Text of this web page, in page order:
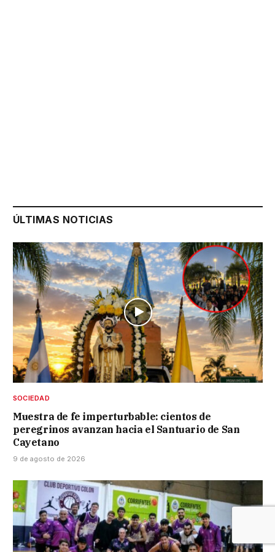
ÚLTIMAS NOTICIAS
SOCIEDAD
Muestra de fe imperturbable: cientos de
peregrinos avanzan hacia el Santuario de San
Cayetano
9 de agosto de 2026